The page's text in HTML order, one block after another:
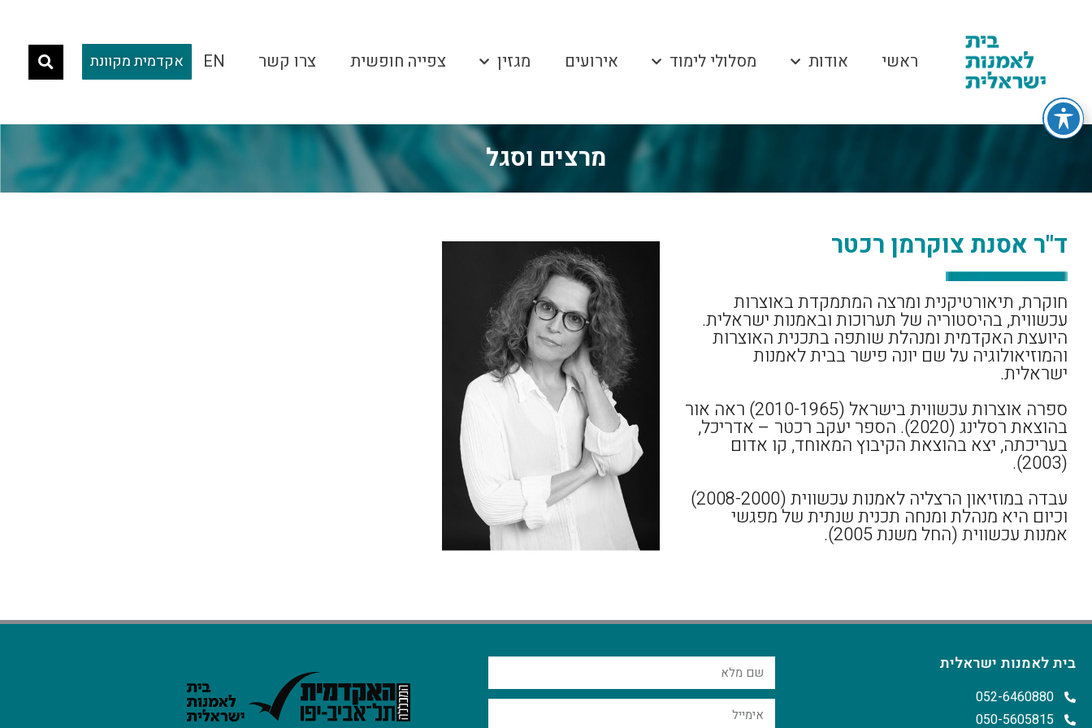
ראשי אודות מסלולי לימוד אירועים מגזין צפייה חופשית צרו קשר EN אקדמית מקוונת
מרצים וסגל
ד"ר אסנת צוקרמן רכטר
חוקרת, תיאורטיקנית ומרצה המתמקדת באוצרות
עכשווית, בהיסטוריה של תערוכות ובאמנות ישראלית.
היועצת האקדמית ומנהלת שותפה בתכנית האוצרות
והמוזיאולוגיה על שם יונה פישר בבית לאמנות
ישראלית.
ספרה אוצרות עכשווית בישראל (2010-1965) ראה אור
בהוצאת רסלינג (2020). הספר יעקב רכטר – אדריכל,
בעריכתה, יצא בהוצאת הקיבוץ המאוחד, קו אדום
(2003).
עבדה במוזיאון הרצליה לאמנות עכשווית (2008-2000)
וכיום היא מנהלת ומנחה תכנית שנתית של מפגשי
אמנות עכשווית (החל משנת 2005).
בית לאמנות ישראלית
052-6460880
050-5605815